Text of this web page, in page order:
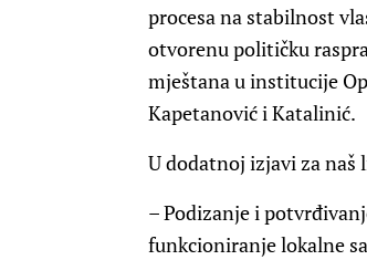
procesa na stabilnost
otvorenu političku
mještana u institucije
Kapetanović i Katalinić.
U dodatnoj izjavi za naš
– Podizanje i
funkcioniranje lokalne